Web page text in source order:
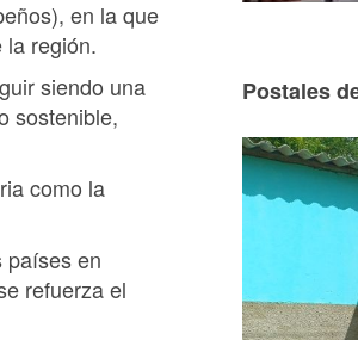
en la que
región.
siendo una
sostenible,
como la
países en
refuerza el
Postales